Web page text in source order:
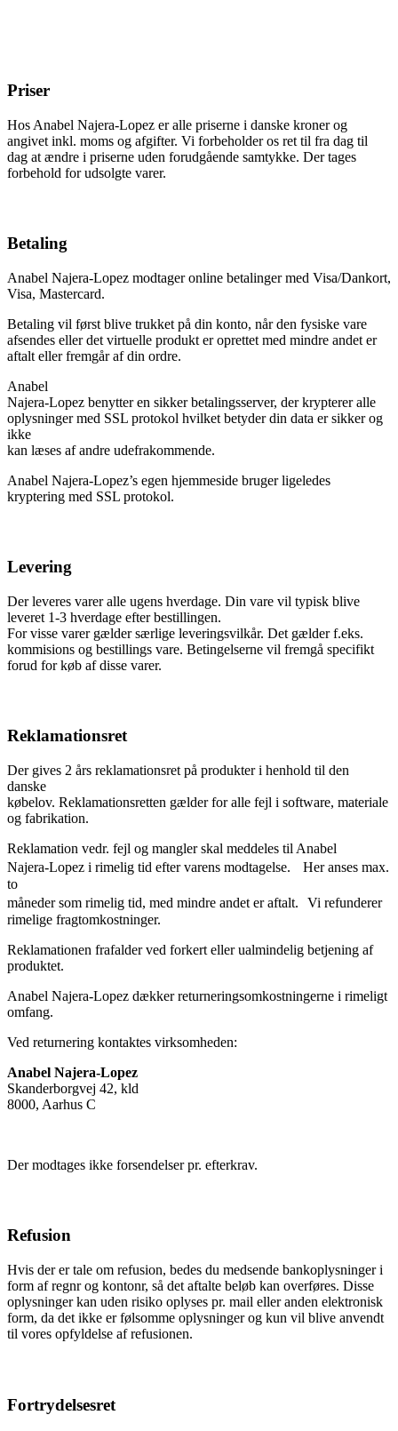
Priser
Hos Anabel Najera-Lopez er alle priserne i danske kroner og
angivet inkl. moms og afgifter. Vi forbeholder os ret til fra dag til
dag at ændre i priserne uden forudgående samtykke. Der tages
forbehold for udsolgte varer.
Betaling
Anabel Najera-Lopez modtager online betalinger med Visa/Dankort,
Visa, Mastercard.
Betaling vil først blive trukket på din konto, når den fysiske vare
afsendes eller det virtuelle produkt er oprettet med mindre andet er
aftalt eller fremgår af din ordre.
Anabel
Najera-Lopez benytter en sikker betalingsserver, der krypterer alle
oplysninger med SSL protokol hvilket betyder din data er sikker og
ikke
kan læses af andre udefrakommende.
Anabel Najera-Lopez’s egen hjemmeside bruger ligeledes
kryptering med SSL protokol.
Levering
Der leveres varer alle ugens hverdage. Din vare vil typisk blive
leveret 1-3 hverdage efter bestillingen.
For visse varer gælder særlige leveringsvilkår. Det gælder f.eks.
kommisions og bestillings vare. Betingelserne vil fremgå specifikt
forud for køb af disse varer.
Reklamationsret
Der gives 2 års reklamationsret på produkter i henhold til den
danske
købelov. Reklamationsretten gælder for alle fejl i software, materiale
og fabrikation.
Reklamation vedr. fejl og mangler skal meddeles til Anabel
Najera-Lopez i rimelig tid efter varens modtagelse. Her anses max.
to
måneder som rimelig tid, med mindre andet er aftalt. Vi refunderer
rimelige fragtomkostninger.
Reklamationen frafalder ved forkert eller ualmindelig betjening af
produktet.
Anabel Najera-Lopez dækker returneringsomkostningerne i rimeligt
omfang.
Ved returnering kontaktes virksomheden:
Anabel Najera-Lopez
Skanderborgvej 42, kld
8000, Aarhus C
Der modtages ikke forsendelser pr. efterkrav.
Refusion
Hvis der er tale om refusion, bedes du medsende bankoplysninger i
form af regnr og kontonr, så det aftalte beløb kan overføres. Disse
oplysninger kan uden risiko oplyses pr. mail eller anden elektronisk
form, da det ikke er følsomme oplysninger og kun vil blive anvendt
til vores opfyldelse af refusionen.
Fortrydelsesret